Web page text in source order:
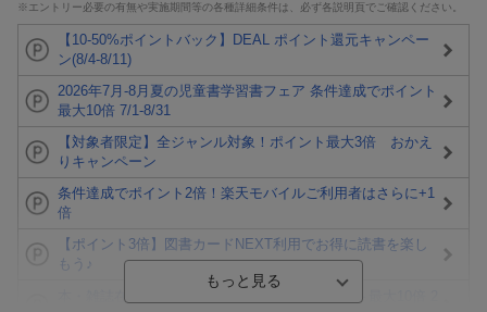
※エントリー必要の有無や実施期間等の各種詳細条件は、必ず各説明頁でご確認ください。
【10-50%ポイントバック】DEAL ポイント還元キャンペー
ン(8/4-8/11)
2026年7月-8月夏の児童書学習書フェア 条件達成でポイント
最大10倍 7/1-8/31
【対象者限定】全ジャンル対象！ポイント最大3倍 おかえ
りキャンペーン
条件達成でポイント2倍！楽天モバイルご利用者はさらに+1
倍
【ポイント3倍】図書カードNEXT利用でお得に読書を楽し
もう♪
本・雑誌在庫あり商品対象！条件達成でポイント最大10倍 2